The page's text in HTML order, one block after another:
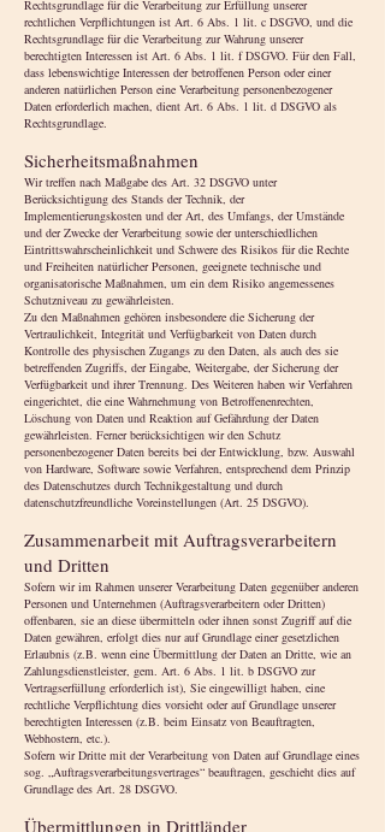
Rechtsgrundlage für die Verarbeitung zur Erfüllung unserer
rechtlichen Verpflichtungen ist Art. 6 Abs. 1 lit. c DSGVO, und die
Rechtsgrundlage für die Verarbeitung zur Wahrung unserer
berechtigten Interessen ist Art. 6 Abs. 1 lit. f DSGVO. Für den Fall,
dass lebenswichtige Interessen der betroffenen Person oder einer
anderen natürlichen Person eine Verarbeitung personenbezogener
Daten erforderlich machen, dient Art. 6 Abs. 1 lit. d DSGVO als
Rechtsgrundlage.
Sicherheitsmaßnahmen
Wir treffen nach Maßgabe des Art. 32 DSGVO unter
Berücksichtigung des Stands der Technik, der
Implementierungskosten und der Art, des Umfangs, der Umstände
und der Zwecke der Verarbeitung sowie der unterschiedlichen
Eintrittswahrscheinlichkeit und Schwere des Risikos für die Rechte
und Freiheiten natürlicher Personen, geeignete technische und
organisatorische Maßnahmen, um ein dem Risiko angemessenes
Schutzniveau zu gewährleisten.
Zu den Maßnahmen gehören insbesondere die Sicherung der
Vertraulichkeit, Integrität und Verfügbarkeit von Daten durch
Kontrolle des physischen Zugangs zu den Daten, als auch des sie
betreffenden Zugriffs, der Eingabe, Weitergabe, der Sicherung der
Verfügbarkeit und ihrer Trennung. Des Weiteren haben wir Verfahren
eingerichtet, die eine Wahrnehmung von Betroffenenrechten,
Löschung von Daten und Reaktion auf Gefährdung der Daten
gewährleisten. Ferner berücksichtigen wir den Schutz
personenbezogener Daten bereits bei der Entwicklung, bzw. Auswahl
von Hardware, Software sowie Verfahren, entsprechend dem Prinzip
des Datenschutzes durch Technikgestaltung und durch
datenschutzfreundliche Voreinstellungen (Art. 25 DSGVO).
Zusammenarbeit mit Auftragsverarbeitern
und Dritten
Sofern wir im Rahmen unserer Verarbeitung Daten gegenüber anderen
Personen und Unternehmen (Auftragsverarbeitern oder Dritten)
offenbaren, sie an diese übermitteln oder ihnen sonst Zugriff auf die
Daten gewähren, erfolgt dies nur auf Grundlage einer gesetzlichen
Erlaubnis (z.B. wenn eine Übermittlung der Daten an Dritte, wie an
Zahlungsdienstleister, gem. Art. 6 Abs. 1 lit. b DSGVO zur
Vertragserfüllung erforderlich ist), Sie eingewilligt haben, eine
rechtliche Verpflichtung dies vorsieht oder auf Grundlage unserer
berechtigten Interessen (z.B. beim Einsatz von Beauftragten,
Webhostern, etc.).
Sofern wir Dritte mit der Verarbeitung von Daten auf Grundlage eines
sog. „Auftragsverarbeitungsvertrages“ beauftragen, geschieht dies auf
Grundlage des Art. 28 DSGVO.
Übermittlungen in Drittländer